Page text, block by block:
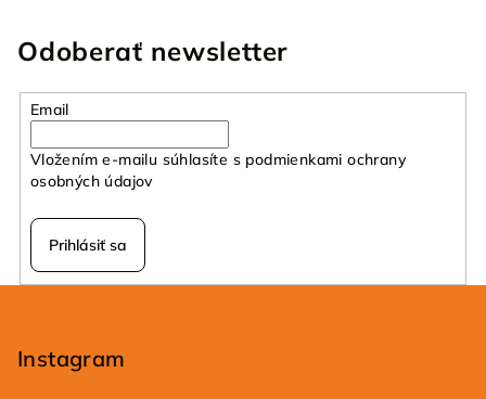
Odoberať newsletter
Email
Vložením e-mailu súhlasíte s podmienkami ochrany
osobných údajov
Prihlásiť sa
Instagram